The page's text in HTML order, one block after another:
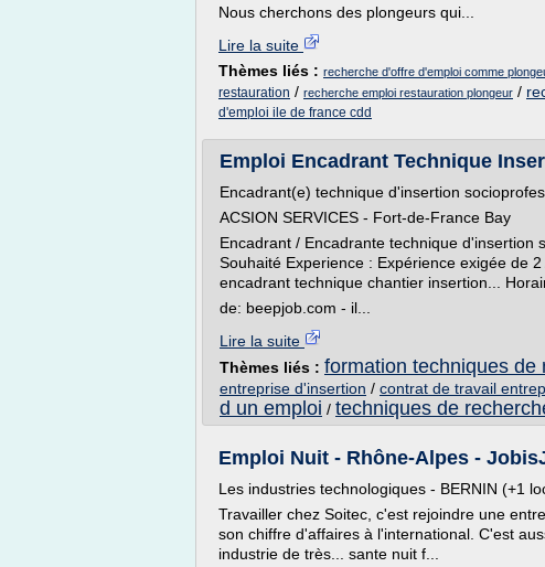
Nous cherchons des plongeurs qui...
Lire la suite
Thèmes liés : recherche d'offre d'emploi comme
restauration / recherche emploi restauration plongeur /
d'emploi ile de france cdd
Emploi Encadrant Technique
Encadrant(e) technique d'insertion
ACSION SERVICES - Fort-de-France Bay
Encadrant / Encadrante technique d'insertion
Souhaité Experience : Expérience exigée de
encadrant technique chantier insertion...
de: beepjob.com - il...
Lire la suite
Thèmes liés : formation techniques de
entreprise d'insertion / contrat de travail
d un emploi / techniques de
Emploi Nuit - Rhône-Alpes -
Les industries technologiques - BERNIN (+1
Travailler chez Soitec, c'est rejoindre une
son chiffre d'affaires à l'international. C'est
industrie de très... sante nuit f...